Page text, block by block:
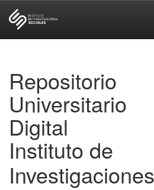
Repositorio
Universitario
Digital
Instituto de